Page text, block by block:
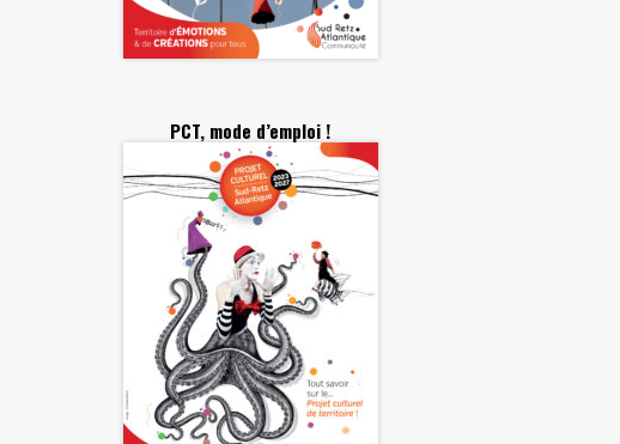
PCT, mode d’emploi !